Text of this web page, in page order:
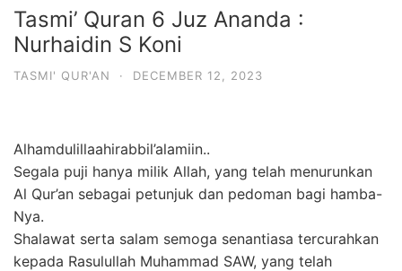
Tasmi’ Quran 6 Juz Ananda :
Nurhaidin S Koni
TASMI' QUR'AN · DECEMBER 12, 2023
Alhamdulillaahirabbil’alamiin..
Segala puji hanya milik Allah, yang telah menurunkan
Al Qur’an sebagai petunjuk dan pedoman bagi hamba-
Nya.
Shalawat serta salam semoga senantiasa tercurahkan
kepada Rasulullah Muhammad SAW, yang telah